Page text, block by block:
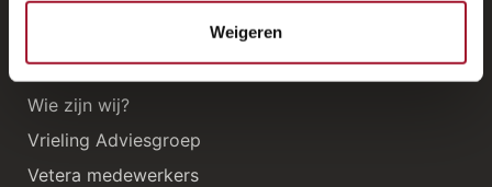
Weigeren
Over Vetera
Wie zijn wij?
Vrieling Adviesgroep
Vetera medewerkers